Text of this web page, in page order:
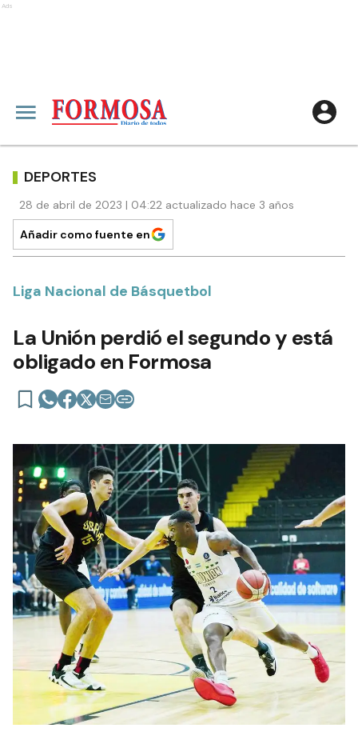
Ads
DEPORTES
28 de abril de 2023 | 04:22 actualizado hace 3 años
Añadir como fuente en
Liga Nacional de Básquetbol
La Unión perdió el segundo y está
obligado en Formosa